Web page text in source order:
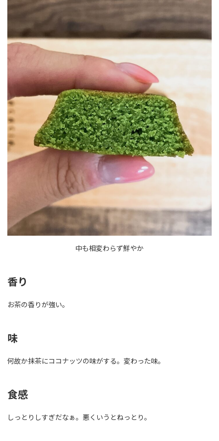
中も相変わらず鮮やか
香り
お茶の香りが強い。
味
何故か抹茶にココナッツの味がする。変わった味。
食感
しっとりしすぎだなぁ。悪くいうとねっとり。